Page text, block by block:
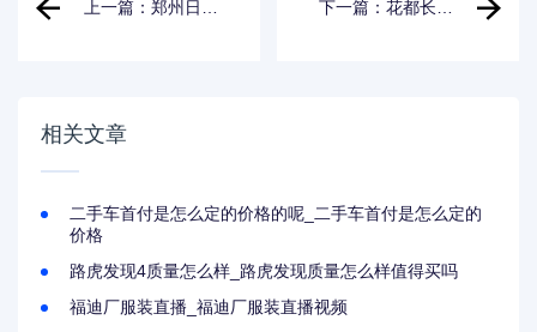
上一篇：郑州日产
下一篇：花都长途
相关文章
二手车首付是怎么定的价格的呢_二手车首付是怎么定的
价格
路虎发现4质量怎么样_路虎发现质量怎么样值得买吗
福迪厂服装直播_福迪厂服装直播视频